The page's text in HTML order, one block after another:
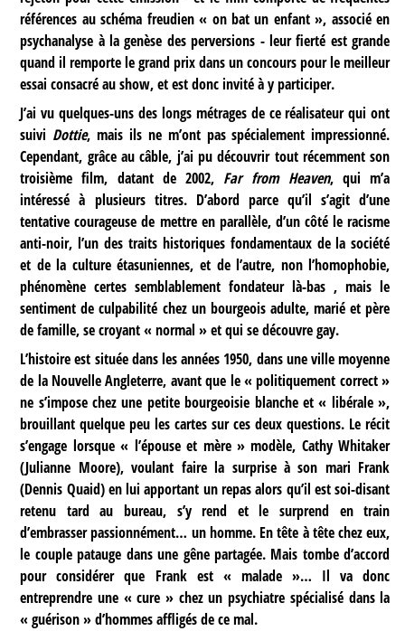
références au schéma freudien « on bat un enfant », associé en
psychanalyse à la genèse des perversions - leur fierté est grande
quand il remporte le grand prix dans un concours pour le meilleur
essai consacré au show, et est donc invité à y participer.
J’ai vu quelques-uns des longs métrages de ce réalisateur qui ont
suivi Dottie, mais ils ne m’ont pas spécialement impressionné.
Cependant, grâce au câble, j’ai pu découvrir tout récemment son
troisième film, datant de 2002, Far from Heaven, qui m’a
intéressé à plusieurs titres. D’abord parce qu’il s’agit d’une
tentative courageuse de mettre en parallèle, d’un côté le racisme
anti-noir, l’un des traits historiques fondamentaux de la société
et de la culture étasuniennes, et de l’autre, non l’homophobie,
phénomène certes semblablement fondateur là-bas , mais le
sentiment de culpabilité chez un bourgeois adulte, marié et père
de famille, se croyant « normal » et qui se découvre gay.
L’histoire est située dans les années 1950, dans une ville moyenne
de la Nouvelle Angleterre, avant que le « politiquement correct »
ne s’impose chez une petite bourgeoisie blanche et « libérale »,
brouillant quelque peu les cartes sur ces deux questions. Le récit
s’engage lorsque « l’épouse et mère » modèle, Cathy Whitaker
(Julianne Moore), voulant faire la surprise à son mari Frank
(Dennis Quaid) en lui apportant un repas alors qu’il est soi-disant
retenu tard au bureau, s’y rend et le surprend en train
d’embrasser passionnément… un homme. En tête à tête chez eux,
le couple patauge dans une gêne partagée. Mais tombe d’accord
pour considérer que Frank est « malade »… Il va donc
entreprendre une « cure » chez un psychiatre spécialisé dans la
« guérison » d’hommes affligés de ce mal.